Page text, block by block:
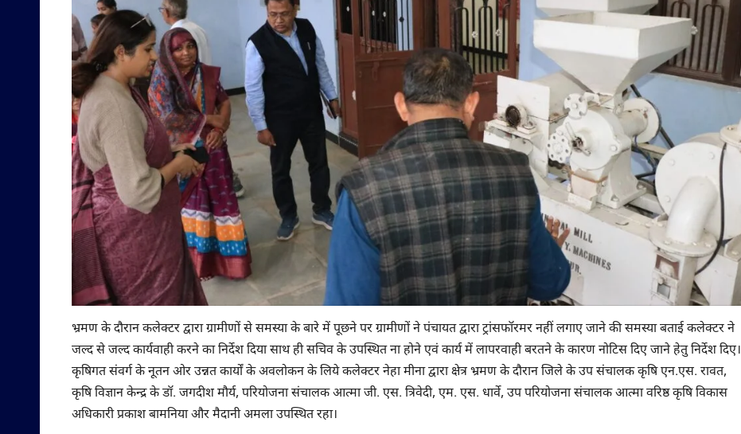
भ्रमण के दौरान कलेक्टर द्वारा ग्रामीणों से समस्या के बारे में पूछने पर ग्रामीणों ने पंचायत द्वारा ट्रांसफॉरमर नहीं लगाए जाने की समस्या बताई कलेक्टर ने
जल्द से जल्द कार्यवाही करने का निर्देश दिया साथ ही सचिव के उपस्थित ना होने एवं कार्य में लापरवाही बरतने के कारण नोटिस दिए जाने हेतु निर्देश दिए।
कृषिगत संवर्ग के नूतन ओर उन्नत कार्यों के अवलोकन के लिये कलेक्टर नेहा मीना द्वारा क्षेत्र भ्रमण के दौरान जिले के उप संचालक कृषि एन.एस. रावत,
कृषि विज्ञान केन्द्र के डॉ. जगदीश मौर्य, परियोजना संचालक आत्मा जी. एस. त्रिवेदी, एम. एस. धार्वे, उप परियोजना संचालक आत्मा वरिष्ठ कृषि विकास
अधिकारी प्रकाश बामनिया और मैदानी अमला उपस्थित रहा।